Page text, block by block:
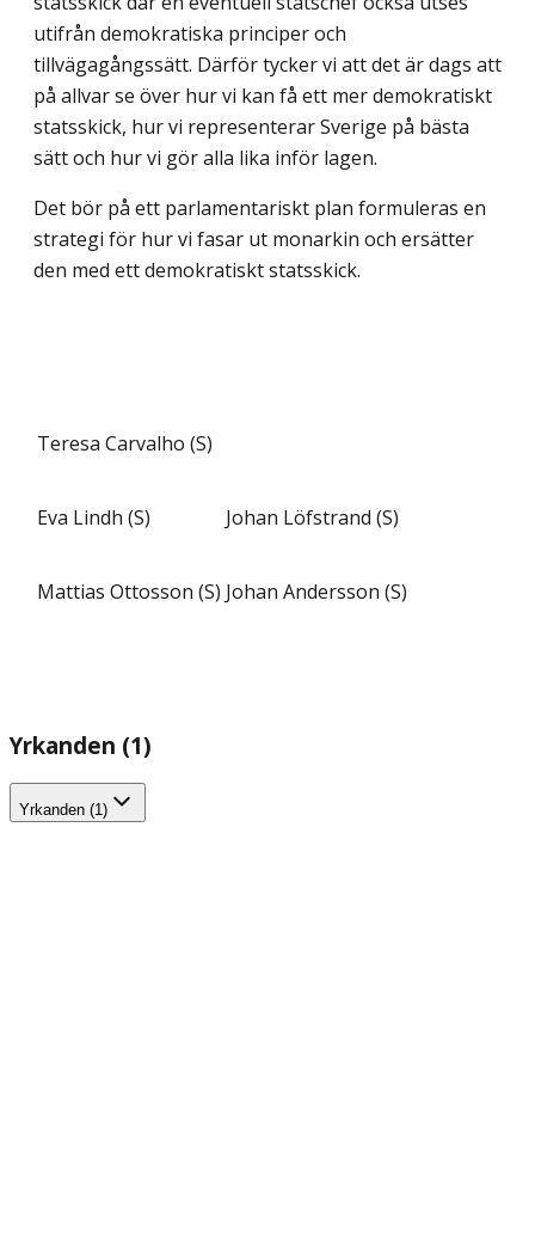
utifrån demokratiska principer och
tillvägagångssätt. Därför tycker vi att det är dags att
på allvar se över hur vi kan få ett mer demokratiskt
statsskick, hur vi representerar Sverige på bästa
sätt och hur vi gör alla lika inför lagen.
Det bör på ett parlamentariskt plan formuleras en
strategi för hur vi fasar ut monarkin och ersätter
den med ett demokratiskt statsskick.
Teresa Carvalho (S)
Eva Lindh (S) Johan Löfstrand (S)
Mattias Ottosson (S) Johan Andersson (S)
Yrkanden (1)
Yrkanden (1)